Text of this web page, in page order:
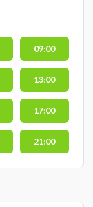
09:00
13:00
17:00
21:00